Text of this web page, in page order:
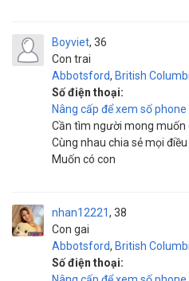
Boyviet
Con trai
36
Abbotsford, British
Số điện thoại:
Nâng cấp để xem số phone
Cần tìm người mong muốn
Cùng nhau chia sẻ mọi
Muốn có con
nhan12221
Con gai
38
Abbotsford, British
Số điện thoại: